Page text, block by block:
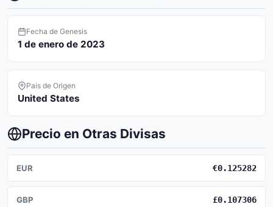
Fecha de Genesis
1 de enero de 2023
Pais de Origen
United States
Precio en Otras Divisas
EUR €0.125282
GBP £0.107306